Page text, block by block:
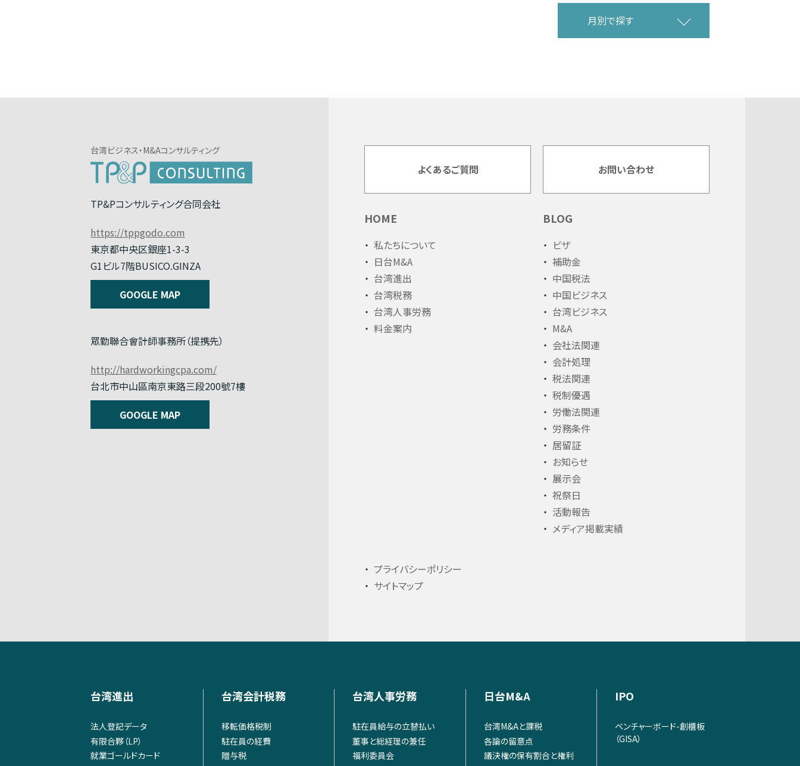
月別で探す
台湾ビジネス・M&Aコンサルティング
TP&Pコンサルティング合同会社
https://tppgodo.com
東京都中央区銀座1-3-3
G1ビル7階BUSICO.GINZA
GOOGLE MAP
眾勤聯合會計師事務所（提携先）
http://hardworkingcpa.com/
台北市中山區南京東路三段200號7樓
GOOGLE MAP
よくあるご質問 お問い合わせ
HOME
私たちについて
日台M&A
台湾進出
台湾税務
台湾人事労務
料金案内
BLOG
ビザ
補助金
中国税法
中国ビジネス
台湾ビジネス
M&A
会社法関連
会計処理
税法関連
税制優遇
労働法関連
労務条件
居留証
お知らせ
展示会
祝祭日
活動報告
メディア掲載実績
プライバシーポリシー
サイトマップ
台湾進出
法人登記データ
有限合夥（LP）
就業ゴールドカード
台湾会計税務
移転価格税制
駐在員の経費
贈与税
台湾人事労務
駐在員給与の立替払い
董事と総経理の兼任
福利委員会
日台M&A
台湾M&Aと課税
各論の留意点
議決権の保有割合と権利
IPO
ベンチャーボード-創櫃板
（GISA）